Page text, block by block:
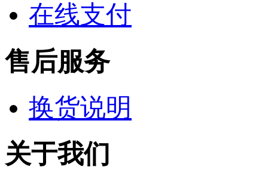
在线支付
售后服务
换货说明
关于我们